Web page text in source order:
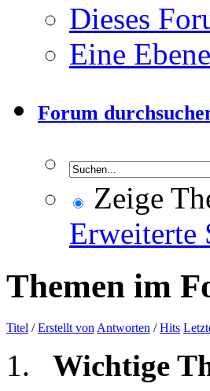
Dieses
Eine
Forum
Zeige
Erweiterte
Themen im
Titel /Erstellt von Antworten /Hits
Wichtige